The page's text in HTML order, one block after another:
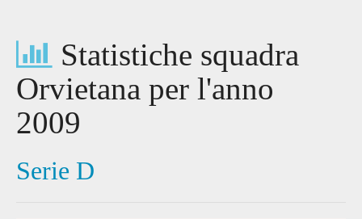
Statistiche squadra
Orvietana per l'anno
2009
Serie D